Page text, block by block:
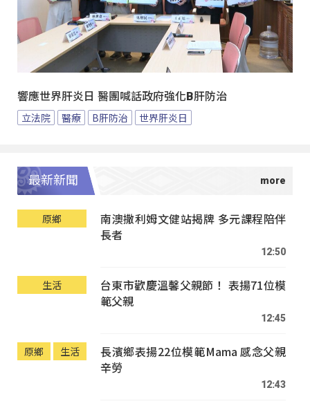
響應世界肝炎日 醫團喊話政府強化B肝防治
立法院 醫療 B肝防治 世界肝炎日
最新新聞
原鄉
南澳撒利姆文健站揭牌 多元課程陪伴
長者
12:50
生活
台東市歡慶溫馨父親節！ 表揚71位模
範父親
12:45
原鄉 生活
長濱鄉表揚22位模範Mama 感念父親
辛勞
12:43